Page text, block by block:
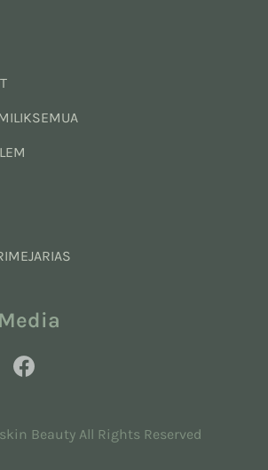
Beauty All Rights Reserved